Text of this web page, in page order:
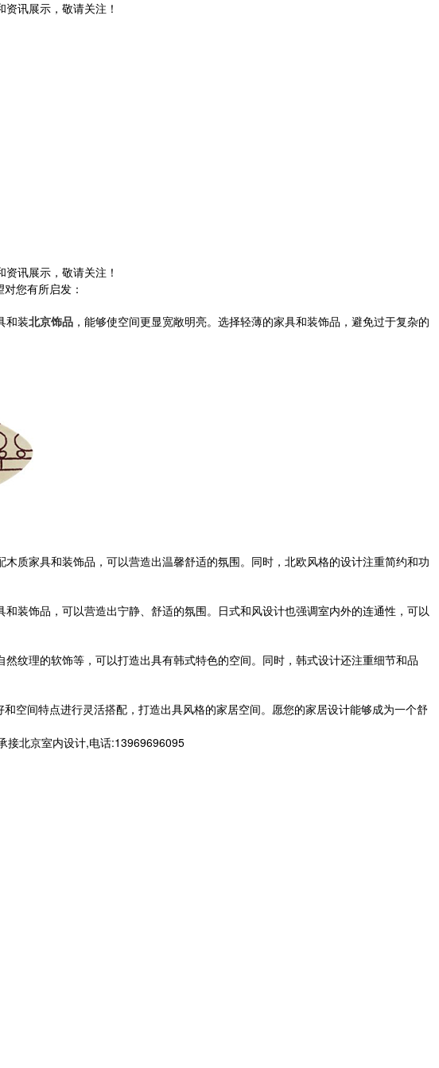
讯展示，敬请关注！
讯展示，敬请关注！
您有所启发：
和装北京饰品 ，能够使空间更显宽敞明亮。选择轻薄的家具和装饰品，避免过于复杂的
质家具和装饰品，可以营造出温馨舒适的氛围。同时，北欧风格的设计注重简约和功
装饰品，可以营造出宁静、舒适的氛围。日式和风设计也强调室内外的连通性，可以
纹理的软饰等，可以打造出具有韩式特色的空间。同时，韩式设计还注重细节和品
空间特点进行灵活搭配，打造出具风格的家居空间。愿您的家居设计能够成为一个舒
接北京室内设计,电话:13969696095